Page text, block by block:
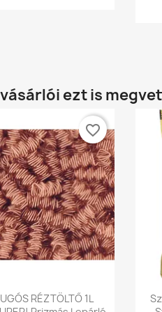
ezt is
Előnézet
RÉZTÖLTŐ 1L
favorite_border